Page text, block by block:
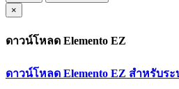
×
ดาวน์โหลด Elemento EZ
ดาวน์โหลด Elemento EZ สำหรับร